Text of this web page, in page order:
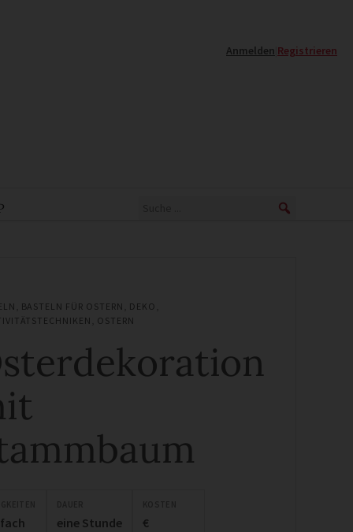
Anmelden Registrieren
BASTELN FÜR OSTERN DEKO
OSTERN
eine Stunde €